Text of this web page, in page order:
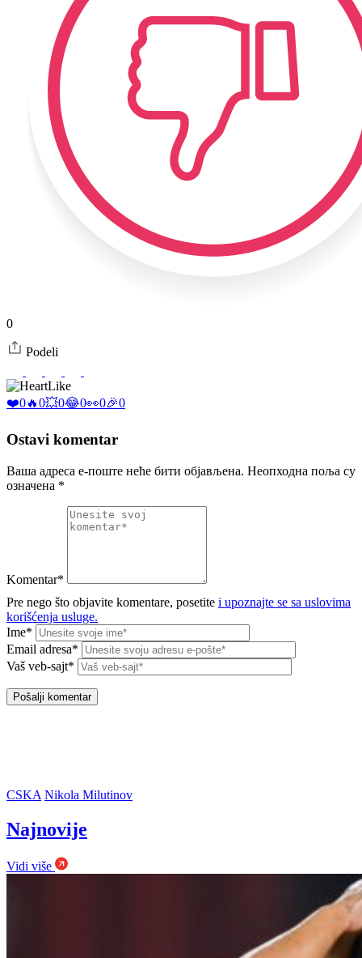
0
Podeli
Like
❤️0🔥0💥0😂0👀0🎉0
Ostavi komentar
Ваша адреса е-поште неће бити објављена. Неопходна поља су
означена *
Komentar*
Pre nego što objavite komentare, posetite i upoznajte se sa uslovima
korišćenja usluge.
Ime*
Email adresa*
Vaš veb-sajt*
CSKA Nikola Milutinov
Najnovije
Vidi više